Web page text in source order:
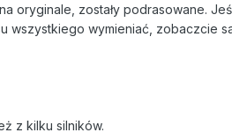
oryginale, zostały podrasowane.
wszystkiego wymieniać, zobaczcie
z kilku silników.